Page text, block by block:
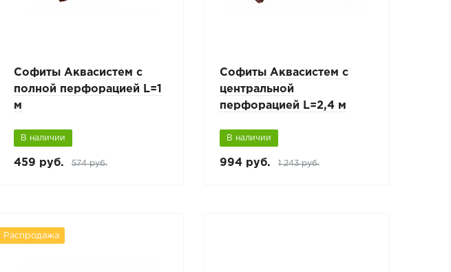
Софиты Аквасистем с
полной перфорацией L=1
м
В наличии
459 руб. 574 руб.
Софиты Аквасистем с
центральной
перфорацией L=2,4 м
В наличии
994 руб. 1 243 руб.
Распродажа